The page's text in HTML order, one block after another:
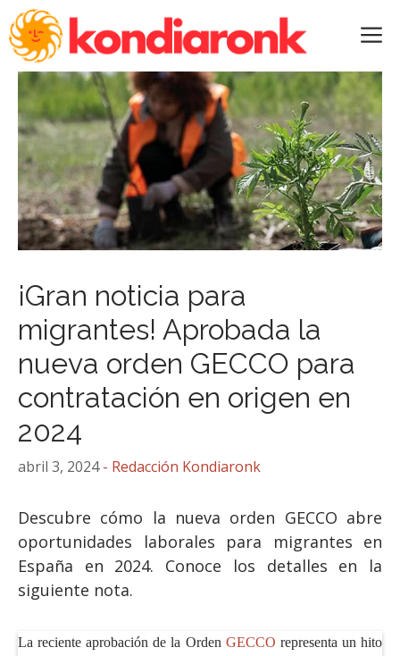
Saltar
al
contenido
¡Gran noticia para
migrantes! Aprobada la
nueva orden GECCO para
contratación en origen en
2024
abril 3, 2024
Descubre cómo la nueva orden GECCO abre
oportunidades laborales para migrantes en
España en 2024. Conoce los detalles en la
siguiente nota.
La reciente aprobación de la Orden GECCO representa un hito